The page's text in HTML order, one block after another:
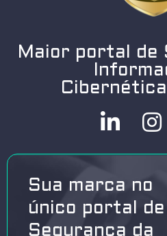
Maior portal de
Cibernética
Sua marca no
único portal de
Segurança da